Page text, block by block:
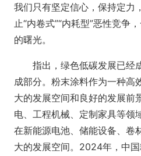
我们只有坚定信心，保持定力
止“内卷式”“内耗型”恶性竞争
的曙光。
指出，绿色低碳发展已经
成部分。粉末涂料作为一种高
大的发展空间和良好的发展前
电、工程机械、定制家具等领
在新能源电池、储能设备、卷
大的发展空间。2024年，中